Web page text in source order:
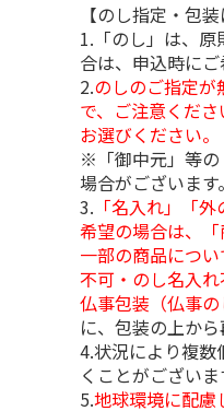
【のし指定・包装
1.「のし」は、
合は、申込時にご
2.のしのご指定
で、ご注意くだ
お選びください。
※「御中元」等の
場合がございます。
3. 「名入れ」「
希望の場合は、
一部の商品につい
不可・のし名入
仏事包装（仏事の
に、包装の上か
4.状況により複
くことがございま
5.地球環境に配慮